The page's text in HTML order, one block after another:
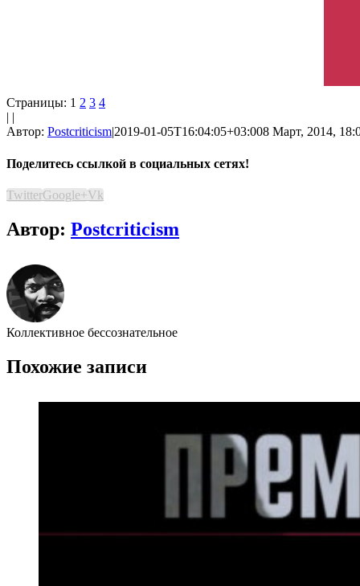
Страницы: 1 2 3 4
| |
Автор: Postcriticism|2019-01-05T16:04:05+03:008 Март, 2014,
Поделитесь ссылкой в социальных сетях!
TwitterGoogle+Vk
Автор: Postcriticism
Коллективное бессознательное
Похожие записи